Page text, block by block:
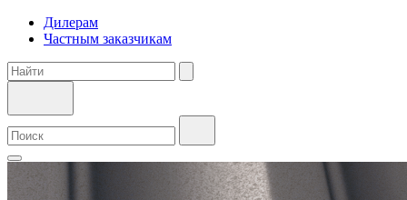
Дилерам
Частным заказчикам